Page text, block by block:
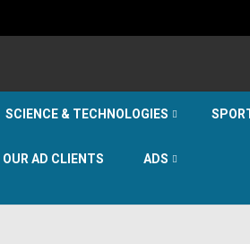
SCIENCE & TECHNOLOGIES
OUR AD CLIENTS ADS